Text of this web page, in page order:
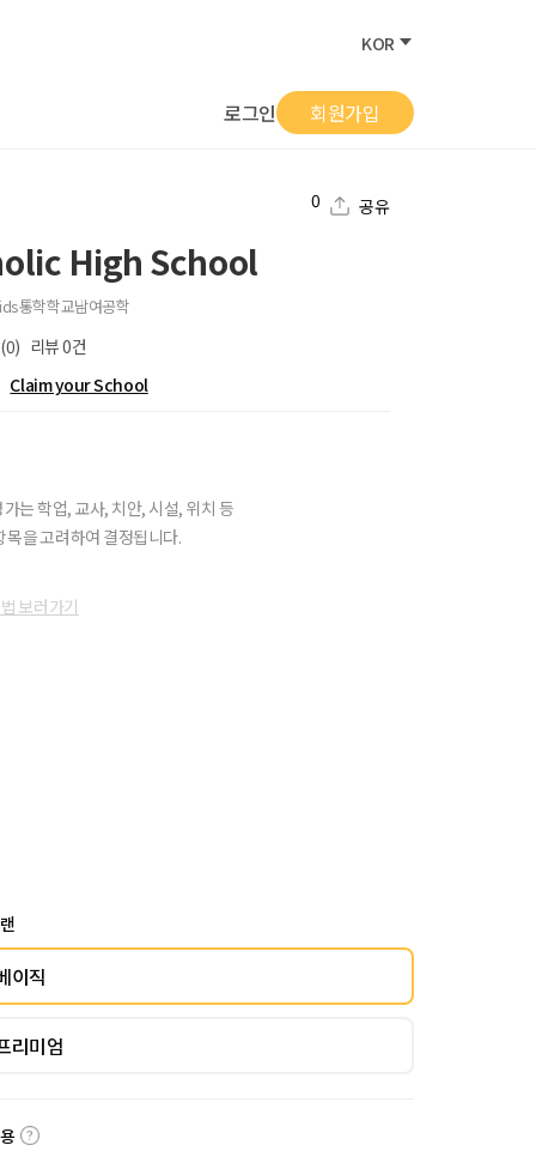
KOR
로그인 회원가입
0 공유
High School
통학학교남여공학
(0) 리뷰0건
Claim your School
는 학업, 교사, 치안, 시설, 위치 등
목을 고려하여 결정됩니다.
보러가기
이직
리미엄